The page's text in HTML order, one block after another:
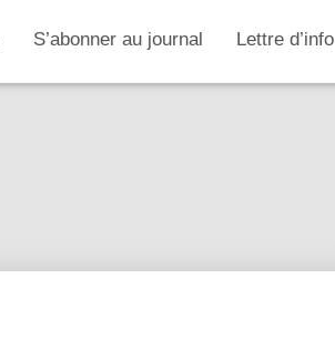
S’abonner au journal Lettre d’info